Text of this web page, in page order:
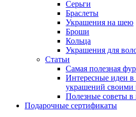
Серьги
Браслеты
Украшения на шею
Броши
Кольца
Украшения для
Статьи
Самая полезная
Интересные идеи в
украшений своими
Полезные советы в
Подарочные сертификаты